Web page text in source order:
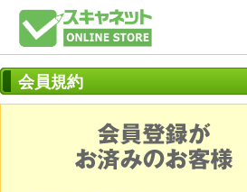
会員規約